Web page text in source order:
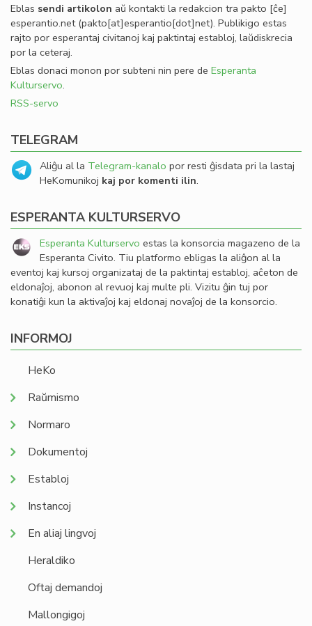
Eblas sendi artikolon aŭ kontakti la redakcion tra pakto [ĉe]
esperantio.net(pakto[at]esperantio[dot]net). Publikigo estas
rajto por esperantaj civitanoj kaj paktintaj establoj, laŭdiskrecia
por la ceteraj.
Eblas donaci monon por subteni nin pere de Esperanta
Kulturservo.
RSS-servo
TELEGRAM
Aliĝu al la Telegram-kanalo por resti ĝisdata pri la lastaj
HeKomunikoj kaj por komenti ilin.
ESPERANTA KULTURSERVO
Esperanta Kulturservo estas la konsorcia magazeno de la
Esperanta Civito. Tiu platformo ebligas la aliĝon al la
eventoj kaj kursoj organizataj de la paktintaj establoj, aĉeton de
eldonaĵoj, abonon al revuoj kaj multe pli. Vizitu ĝin tuj por
konatiĝi kun la aktivaĵoj kaj eldonaj novaĵoj de la konsorcio.
INFORMOJ
HeKo
Raŭmismo
Normaro
Dokumentoj
Establoj
Instancoj
En aliaj lingvoj
Heraldiko
Oftaj demandoj
Mallongigoj